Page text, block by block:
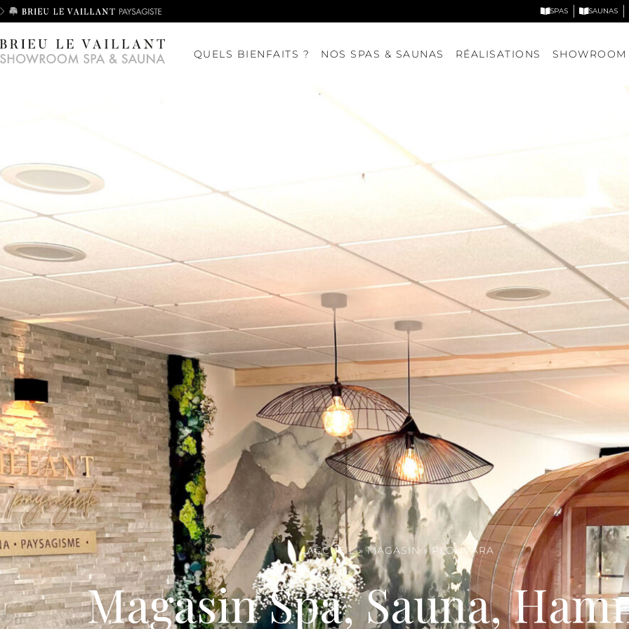
SPAS SAUNAS
QUELS BIENFAITS ? NOS SPAS & SAUNAS
DÉCOUVRIR NOS MODÈLES
Nos saunas
DÉCOUVRIR NOS
RÉALISATIONS SHOWROOM
ACCUEIL»MAGASIN» PLOUVARA
Magasin Spa, Sauna,